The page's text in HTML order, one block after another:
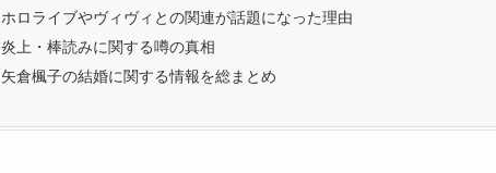
ホロライブやヴィヴィとの関連が話題になった理由
炎上・棒読みに関する噂の真相
矢倉楓子の結婚に関する情報を総まとめ